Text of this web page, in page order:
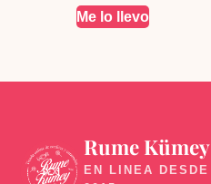
Me lo llevo
🍬
Rume Kümey